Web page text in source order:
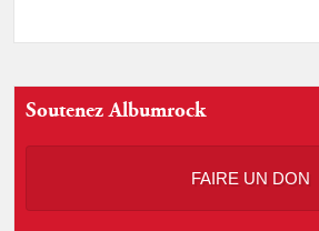
Soutenez Albumrock
FAIRE UN DON